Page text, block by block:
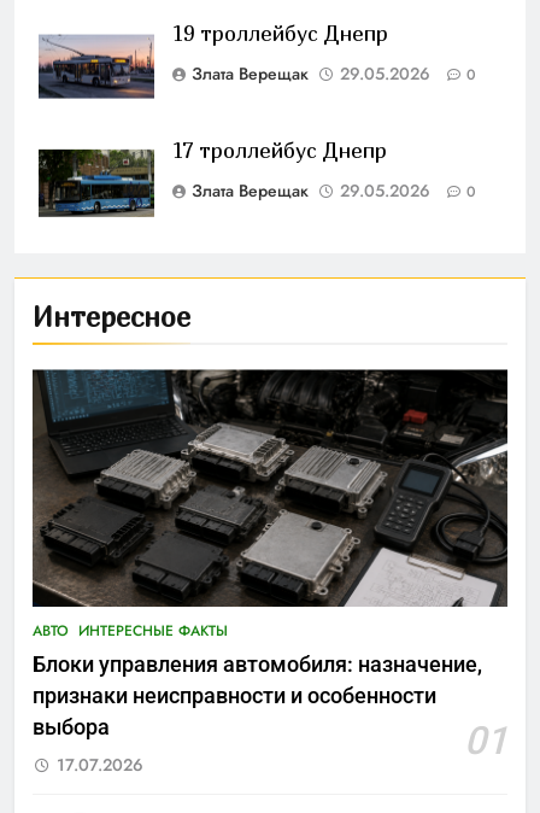
19 троллейбус Днепр
Злата Верещак 29.05.2026 0
17 троллейбус Днепр
Злата Верещак 29.05.2026 0
Интересное
АВТО ИНТЕРЕСНЫЕ ФАКТЫ
Блоки управления автомобиля: назначение,
признаки неисправности и особенности
выбора
01
17.07.2026